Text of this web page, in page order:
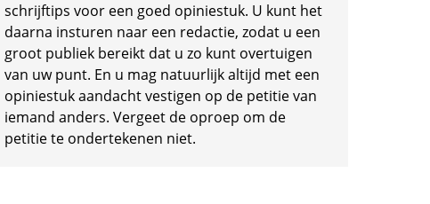
schrijftips voor een goed opiniestuk. U kunt het
daarna insturen naar een redactie, zodat u een
groot publiek bereikt dat u zo kunt overtuigen
van uw punt. En u mag natuurlijk altijd met een
opiniestuk aandacht vestigen op de petitie van
iemand anders. Vergeet de oproep om de
petitie te ondertekenen niet.